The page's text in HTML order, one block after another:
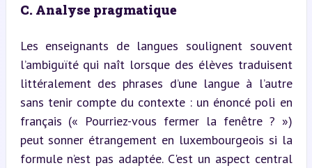
C. Analyse pragmatique
Les enseignants de langues soulignent souvent
l’ambiguïté qui naît lorsque des élèves traduisent
littéralement des phrases d’une langue à l’autre
sans tenir compte du contexte : un énoncé poli en
français (« Pourriez-vous fermer la fenêtre ? »)
peut sonner étrangement en luxembourgeois si la
formule n’est pas adaptée. C'est un aspect central